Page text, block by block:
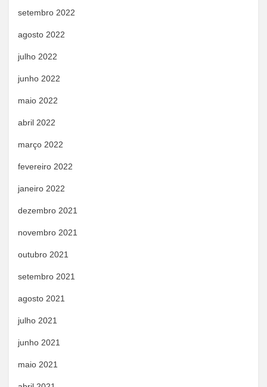
setembro 2022
agosto 2022
julho 2022
junho 2022
maio 2022
abril 2022
março 2022
fevereiro 2022
janeiro 2022
dezembro 2021
novembro 2021
outubro 2021
setembro 2021
agosto 2021
julho 2021
junho 2021
maio 2021